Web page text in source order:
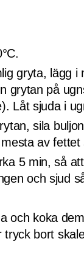
gryta, lägg
grytan på
Låt sjuda i
sila
av
5 min, så
och sjud
och koka
tryck bort